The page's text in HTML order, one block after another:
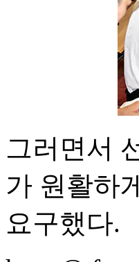
그러면서
가 원활하
요구했다.